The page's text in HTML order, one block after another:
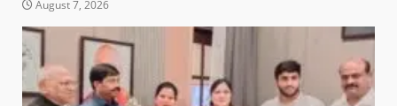
August 7, 2026